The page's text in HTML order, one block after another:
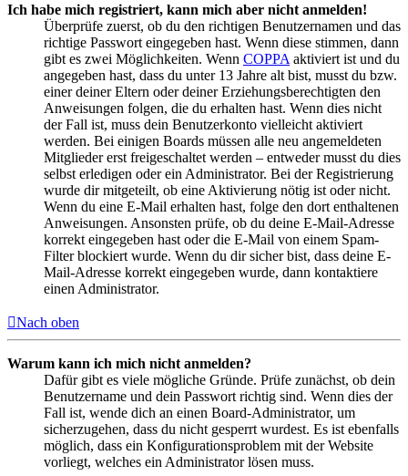
Ich habe mich registriert, kann mich aber nicht anmelden!
Überprüfe zuerst, ob du den richtigen Benutzernamen und das
richtige Passwort eingegeben hast. Wenn diese stimmen, dann
gibt es zwei Möglichkeiten. Wenn COPPA aktiviert ist und du
angegeben hast, dass du unter 13 Jahre alt bist, musst du bzw.
einer deiner Eltern oder deiner Erziehungsberechtigten den
Anweisungen folgen, die du erhalten hast. Wenn dies nicht
der Fall ist, muss dein Benutzerkonto vielleicht aktiviert
werden. Bei einigen Boards müssen alle neu angemeldeten
Mitglieder erst freigeschaltet werden – entweder musst du dies
selbst erledigen oder ein Administrator. Bei der Registrierung
wurde dir mitgeteilt, ob eine Aktivierung nötig ist oder nicht.
Wenn du eine E-Mail erhalten hast, folge den dort enthaltenen
Anweisungen. Ansonsten prüfe, ob du deine E-Mail-Adresse
korrekt eingegeben hast oder die E-Mail von einem Spam-
Filter blockiert wurde. Wenn du dir sicher bist, dass deine E-
Mail-Adresse korrekt eingegeben wurde, dann kontaktiere
einen Administrator.
Nach oben
Warum kann ich mich nicht anmelden?
Dafür gibt es viele mögliche Gründe. Prüfe zunächst, ob dein
Benutzername und dein Passwort richtig sind. Wenn dies der
Fall ist, wende dich an einen Board-Administrator, um
sicherzugehen, dass du nicht gesperrt wurdest. Es ist ebenfalls
möglich, dass ein Konfigurationsproblem mit der Website
vorliegt, welches ein Administrator lösen muss.